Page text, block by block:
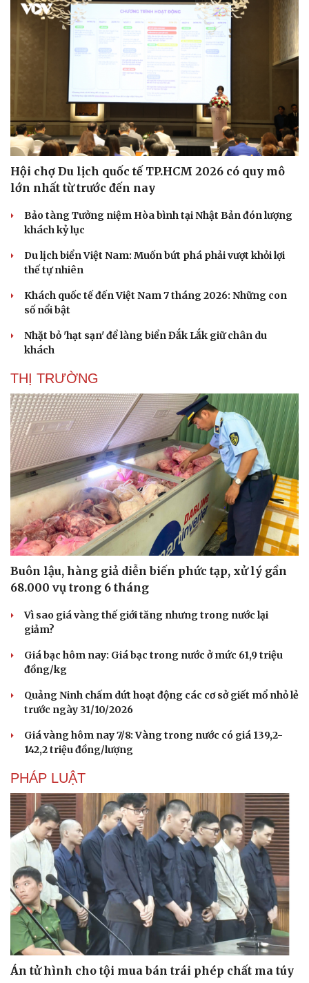
Sức khỏe
Dinh dưỡng - món ngon
Sản phụ khoa
Nam khoa
Làm đẹp - giảm cân
Phòng mạch online
Ăn sạch sống khỏe
Đời sống
Hội chợ Du lịch quốc tế TP.HCM 2026 có quy mô
lớn nhất từ trước đến nay
Bảo tàng Tưởng niệm Hòa bình tại Nhật Bản đón lượng
khách kỷ lục
Du lịch biển Việt Nam: Muốn bứt phá phải vượt khỏi lợi
thế tự nhiên
Khách quốc tế đến Việt Nam 7 tháng 2026: Những con
số nổi bật
Nhặt bỏ 'hạt sạn' để làng biển Đắk Lắk giữ chân du
khách
THỊ TRƯỜNG
Buôn lậu, hàng giả diễn biến phức tạp, xử lý gần
68.000 vụ trong 6 tháng
Vì sao giá vàng thế giới tăng nhưng trong nước lại
giảm?
Giá bạc hôm nay: Giá bạc trong nước ở mức 61,9 triệu
đồng/kg
Quảng Ninh chấm dứt hoạt động các cơ sở giết mổ nhỏ lẻ
trước ngày 31/10/2026
Giá vàng hôm nay 7/8: Vàng trong nước có giá 139,2-
142,2 triệu đồng/lượng
PHÁP LUẬT
Án tử hình cho tội mua bán trái phép chất ma túy